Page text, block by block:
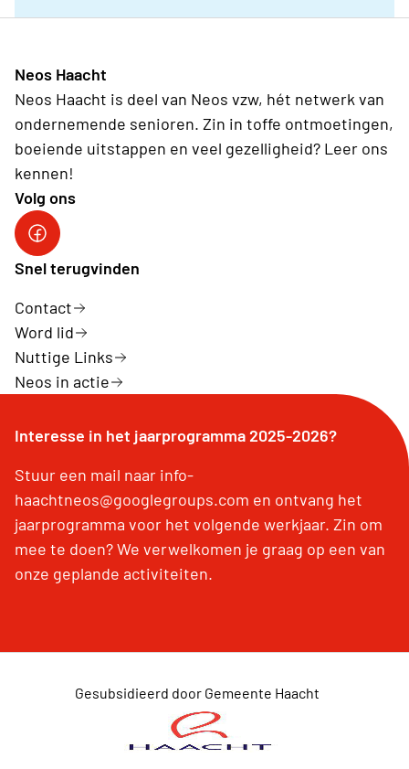
Neos Haacht
Neos Haacht is deel van Neos vzw, hét netwerk van
ondernemende senioren. Zin in toffe ontmoetingen,
boeiende uitstappen en veel gezelligheid? Leer ons
kennen!
Volg ons
Facebook pagina Haacht
Snel terugvinden
Contact
Word lid
Nuttige Links
Neos in actie
Interesse in het jaarprogramma 2025-2026?
Stuur een mail naar info-
haachtneos@googlegroups.com en ontvang het
jaarprogramma voor het volgende werkjaar. Zin om
mee te doen? We verwelkomen je graag op een van
onze geplande activiteiten.
Gesubsidieerd door Gemeente Haacht